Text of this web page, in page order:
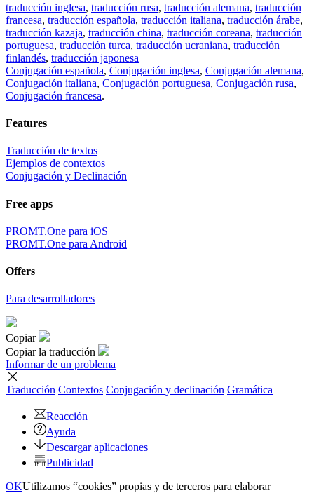
traducción inglesa, traducción rusa, traducción alemana, traducción
francesa, traducción española, traducción italiana, traducción árabe,
traducción kazaja, traducción china, traducción coreana, traducción
portuguesa, traducción turca, traducción ucraniana, traducción
finlandés, traducción japonesa
Conjugación española, Conjugación inglesa, Conjugación alemana,
Conjugación italiana, Conjugación portuguesa, Conjugación rusa,
Conjugación francesa.
Features
Traducción de textos
Ejemplos de contextos
Conjugación y Declinación
Free apps
PROMT.One para iOS
PROMT.One para Android
Offers
Para desarrolladores
Copiar
Copiar la traducción
Informar de un problema
Traducción Contextos Conjugación y declinación Gramática
Reacción
Ayuda
Descargar aplicaciones
Publicidad
OKUtilizamos “cookies” propias y de terceros para elaborar